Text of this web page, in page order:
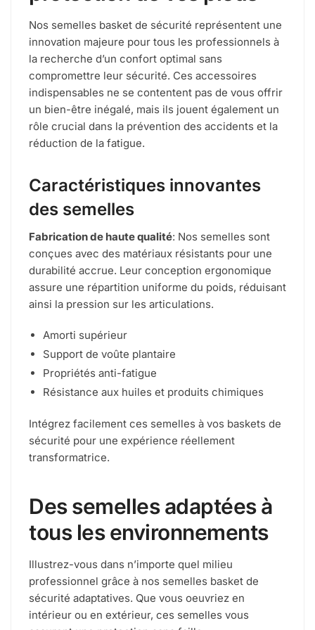
Nos semelles basket de sécurité représentent une
innovation majeure pour tous les professionnels à
la recherche d’un confort optimal sans
compromettre leur sécurité. Ces accessoires
indispensables ne se contentent pas de vous offrir
un bien-être inégalé, mais ils jouent également un
rôle crucial dans la prévention des accidents et la
réduction de la fatigue.
Caractéristiques innovantes
des semelles
Fabrication de haute qualité: Nos semelles sont
conçues avec des matériaux résistants pour une
durabilité accrue. Leur conception ergonomique
assure une répartition uniforme du poids, réduisant
ainsi la pression sur les articulations.
Amorti supérieur
Support de voûte plantaire
Propriétés anti-fatigue
Résistance aux huiles et produits chimiques
Intégrez facilement ces semelles à vos baskets de
sécurité pour une expérience réellement
transformatrice.
Des semelles adaptées à
tous les environnements
Illustrez-vous dans n’importe quel milieu
professionnel grâce à nos semelles basket de
sécurité adaptatives. Que vous oeuvriez en
intérieur ou en extérieur, ces semelles vous